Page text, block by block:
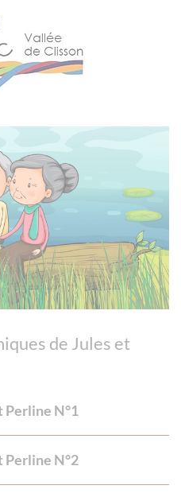
de Jules et
Perline N°1
Perline N°2